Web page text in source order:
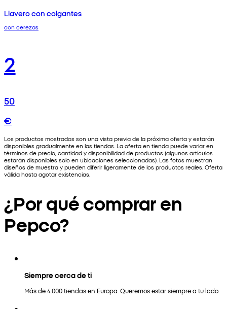
Llavero con colgantes
con cerezas
2
50
€
Los productos mostrados son una vista previa de la próxima oferta y estarán
disponibles gradualmente en las tiendas. La oferta en tienda puede variar en
términos de precio, cantidad y disponibilidad de productos (algunos artículos
estarán disponibles solo en ubicaciones seleccionadas). Las fotos muestran
diseños de muestra y pueden diferir ligeramente de los productos reales. Oferta
válida hasta agotar existencias.
¿Por qué comprar en
Pepco?
Siempre cerca de ti
Más de 4.000 tiendas en Europa. Queremos estar siempre a tu lado.